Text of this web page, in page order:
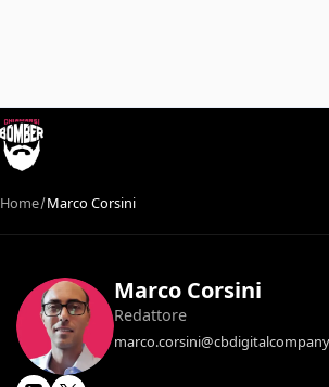
Home Marco Corsini
Marco Corsini
Redattore